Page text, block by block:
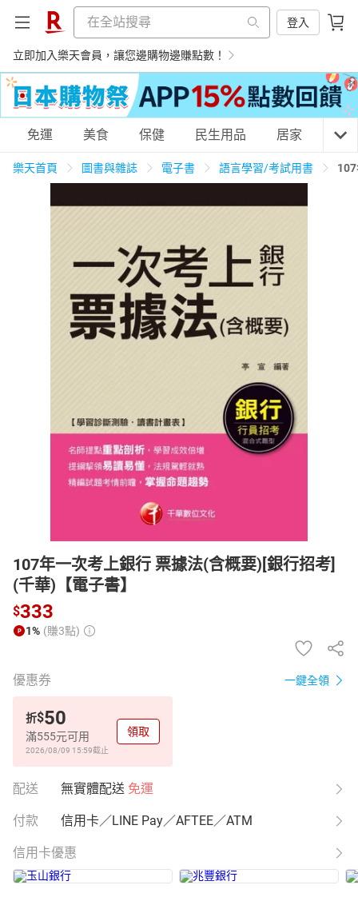
登入
立即加入樂天會員，讓您邊購物邊賺點數！
購物網分類
3C家電 運動休閒
日本購物 電子/紙本書
HOT
免運 美食 保健 民生用品 居家 3C
樂天首頁 圖書與雜誌 電子書 語言學習/考試用書
107年一次考上銀行 票據法(含概要)[銀行招考]
(千華)【電子書】
$333
1% (賺3點)
優惠券 一鍵全領
折$50
滿555元可用
2026/08/09 15:59截止
領取
配送 無實體配送 免運
付款 信用卡／LINE Pay／AFTEE／ATM
信用卡優惠